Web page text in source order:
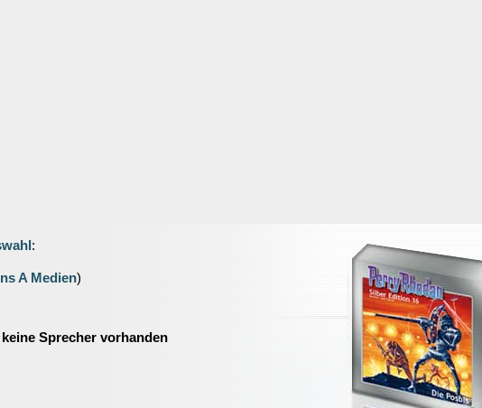
:
A Medien)
keine Sprecher vorhanden